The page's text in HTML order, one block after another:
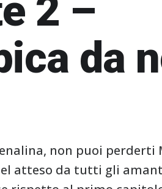
2 –
da
non puoi perderti
atteso da tutti gli